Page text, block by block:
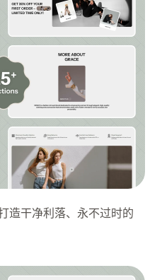
造干净利落、永不过时的